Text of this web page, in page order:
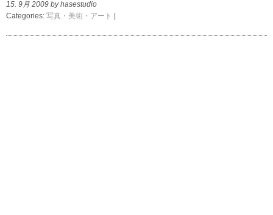
15. 9月 2009 by hasestudio
Categories: 写真・美術・アート